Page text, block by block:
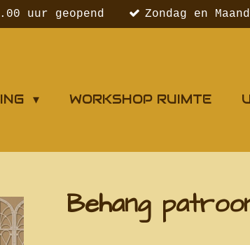
uur geopend Zondag en
WORKSHOP RUIMTE
Behang